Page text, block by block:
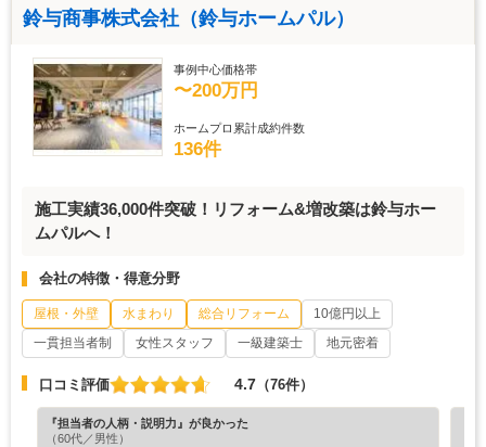
鈴与商事株式会社（鈴与ホームパル）
事例中心価格帯
〜200万円
ホームプロ累計成約件数
136件
施工実績36,000件突破！リフォーム&増改築は鈴与ホー
ムパルへ！
会社の特徴・得意分野
屋根・外壁 水まわり 総合リフォーム
10億円以上
一貫担当者制
女性スタッフ 一級建築士 地元密着
口コミ評価 4.7 （76件）
『担当者の人柄・説明力』が良かった
（60代／男性）